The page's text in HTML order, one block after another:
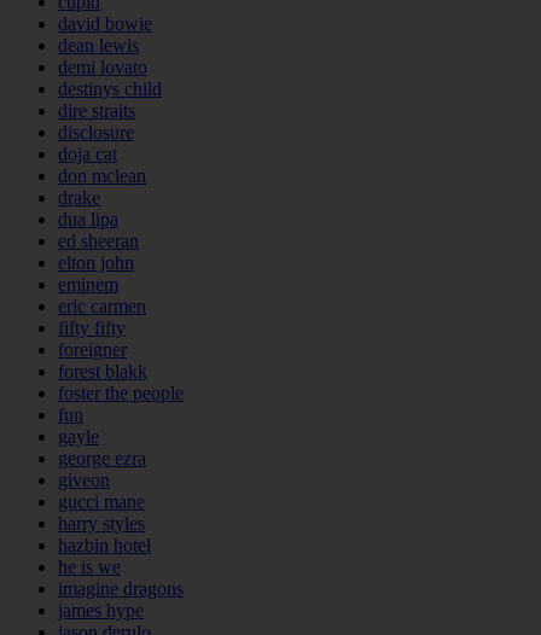
david bowie
dean lewis
demi lovato
destinys child
dire straits
disclosure
doja cat
don mclean
drake
dua lipa
ed sheeran
elton john
eminem
eric carmen
fifty fifty
foreigner
forest blakk
foster the people
fun
gayle
george ezra
giveon
gucci mane
harry styles
hazbin hotel
he is we
imagine dragons
james hype